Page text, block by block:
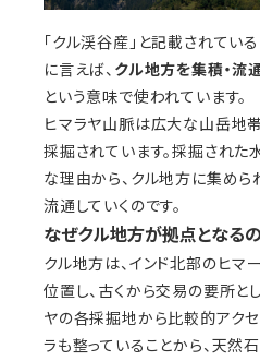
「クル渓谷産」と記載されてい
に言えば、 クル地方を集積・流
という意味で使われています。
ヒマラヤ山脈は広大な山岳地
採掘されています。採掘された
な理由から、クル地方に集めら
流通していくのです。
なぜクル地方が拠点となる
クル地方は、インド北部のヒマ
位置し、古くから交易の要所と
ヤの各採掘地から比較的アクセ
ラも整っていることから、天然